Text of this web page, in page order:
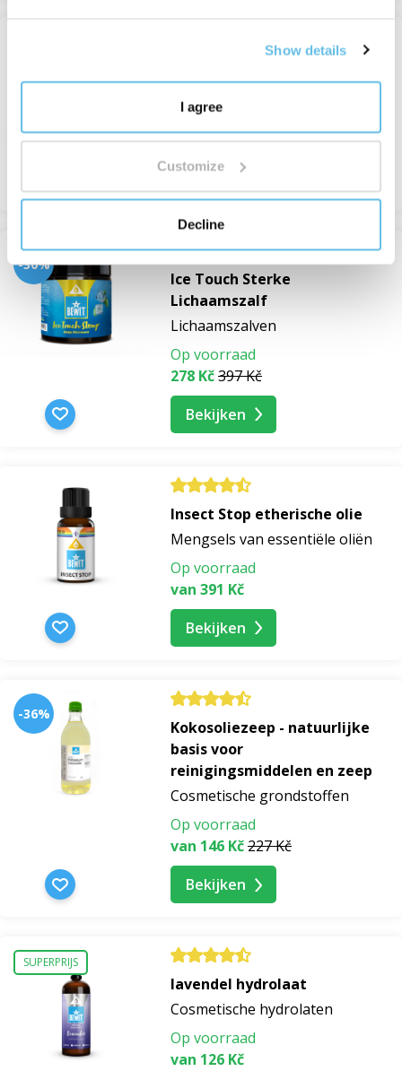
Show details
I agree
Customize
Decline
Lichaamszalven
Op voorraad
92 Kč367 Kč
Bekijken
-30%
Ice Touch Sterke
Lichaamszalf
Lichaamszalven
Op voorraad
278 Kč397 Kč
Bekijken
Insect Stop etherische olie
Mengsels van essentiële oliën
Op voorraad
van 391 Kč
Bekijken
-36%
Kokosoliezeep - natuurlijke
basis voor
reinigingsmiddelen en zeep
Cosmetische grondstoffen
Op voorraad
van 146 Kč227 Kč
Bekijken
SUPERPRIJS
lavendel hydrolaat
Cosmetische hydrolaten
Op voorraad
van 126 Kč